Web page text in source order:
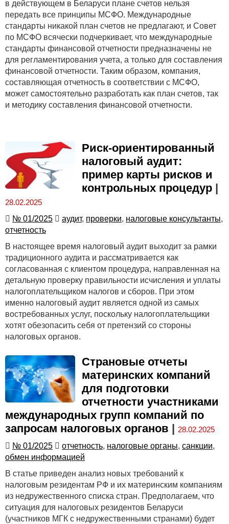
в действующем в Беларуси плане счетов нельзя
передать все принципы МСФО. Международные
стандарты никакой план счетов не предлагают, и Совет
по МСФО всячески подчеркивает, что международные
стандарты финансовой отчетности предназначены не
для регламентирования учета, а только для составления
финансовой отчетности. Таким образом, компания,
составляющая отчетность в соответствии с МСФО,
может самостоятельно разработать как план счетов, так
и методику составления финансовой отчетности.
Риск-ориентированный
налоговый аудит:
пример карты рисков и
контрольных процедур|
28.02.2025
№ 01/2025
аудит, проверки, налоговые консультанты,
отчетность
В настоящее время налоговый аудит выходит за рамки
традиционного аудита и рассматривается как
согласованная с клиентом процедура, направленная на
детальную проверку правильности исчисления и уплаты
налогоплательщиком налогов и сборов. При этом
именно налоговый аудит является одной из самых
востребованных услуг, поскольку налогоплательщики
хотят обезопасить себя от претензий со стороны
налоговых органов.
Страновые отчеты
материнских компаний
для подготовки
отчетности участниками
международных групп компаний по
запросам налоговых органов
28.02.2025
№ 01/2025
отчетность, налоговые органы, санкции,
обмен информацией
В статье приведен анализ новых требований к
налоговым резидентам РФ и их материнским компаниям
из недружественного списка стран. Предполагаем, что
ситуация для налоговых резидентов Беларуси
(участников МГК с недружественными странами) будет